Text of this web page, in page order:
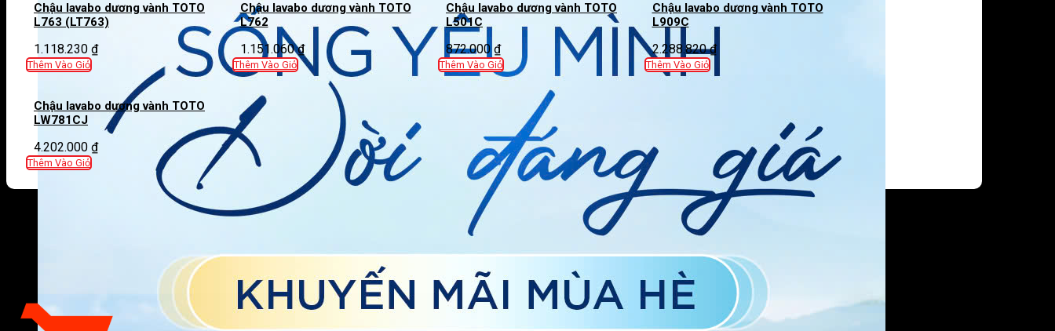
Chậu lavabo dương vành TOTO
L763 (LT763)
1.118.230 ₫
Thêm Vào Giỏ
Chậu lavabo dương vành TOTO
L762
1.151.060₫
Thêm Vào Giỏ
Chậu lavabo dương vành TOTO
L501C
872.000 ₫
Thêm Vào Giỏ
Chậu lavabo dương vành TOTO
L909C
2.288.820₫
Thêm Vào Giỏ
Chậu lavabo dương vành TOTO
LW781CJ
4.202.000 ₫
Thêm Vào Giỏ